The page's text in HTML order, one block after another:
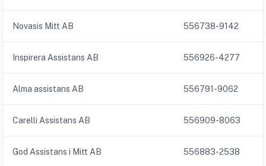
Novasis Mitt AB 556738-9142
Inspirera Assistans AB 556926-4277
Alma assistans AB 556791-9062
Carelli Assistans AB 556909-8063
God Assistans i Mitt AB 556883-2538